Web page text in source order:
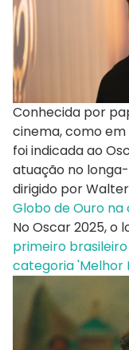
Conhecida por
cinema, como em
foi indicada ao
atuação no
dirigido por Walter
Globo de Ouro
No Oscar 2025, o
primeiro
categoria 'Melhor